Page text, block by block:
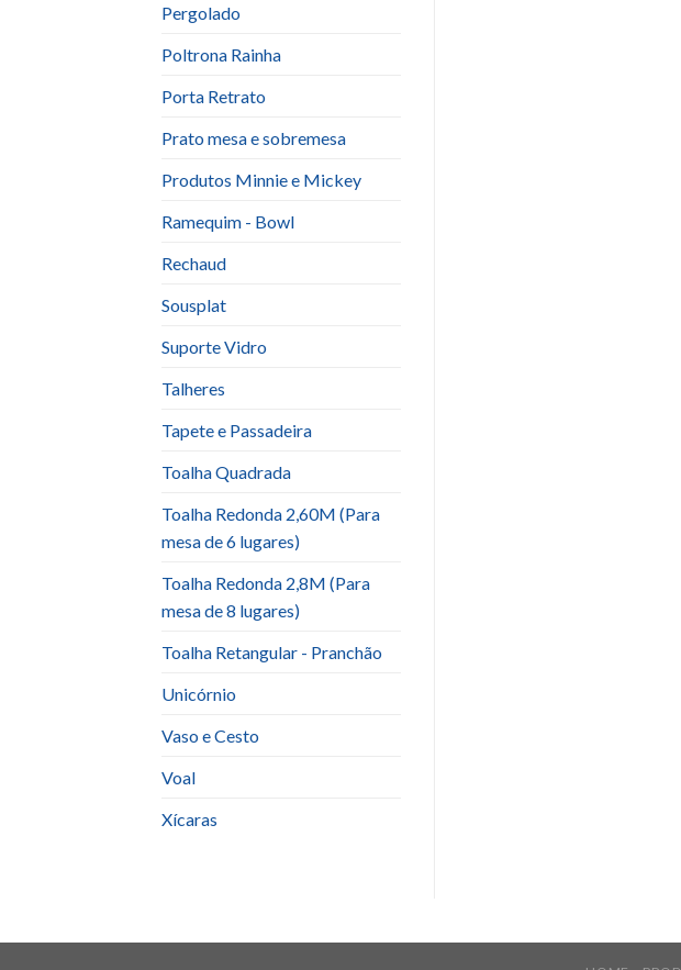
Pergolado
Poltrona Rainha
Porta Retrato
Prato mesa e sobremesa
Produtos Minnie e Mickey
Ramequim - Bowl
Rechaud
Sousplat
Suporte Vidro
Talheres
Tapete e Passadeira
Toalha Quadrada
Toalha Redonda 2,60M (Para
mesa de 6 lugares)
Toalha Redonda 2,8M (Para
mesa de 8 lugares)
Toalha Retangular - Pranchão
Unicórnio
Vaso e Cesto
Voal
Xícaras